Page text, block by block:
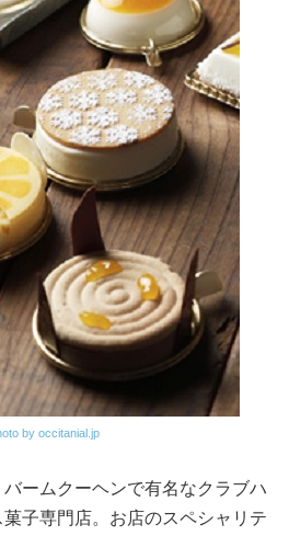
by occitanial.jp
バームクーヘンで有名なクラブハ
子専門店。お店のスペシャリテ